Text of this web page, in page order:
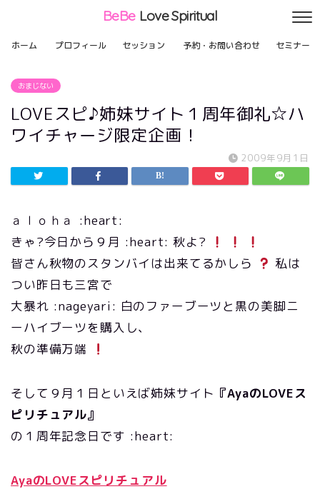
BeBe Love Spiritual
ホーム プロフィール セッション 予約・お問い合わせ セミナー
おまじない
LOVEスピ♪姉妹サイト１周年御礼☆ハ
ワイチャージ限定企画！
2009年9月1日
ａｌｏｈａ :heart:
きゃ?今日から９月 :heart: 秋よ?
皆さん秋物のスタンバイは出来てるかしら
私は
つい昨日も三宮で
大暴れ :nageyari: 白のファーブーツと黒の美脚ニ
ーハイブーツを購入し、
秋の準備万端
そして９月１日といえば姉妹サイト 『AyaのLOVEス
ピリチュアル』
の１周年記念日です :heart:
AyaのLOVEスピリチュアル